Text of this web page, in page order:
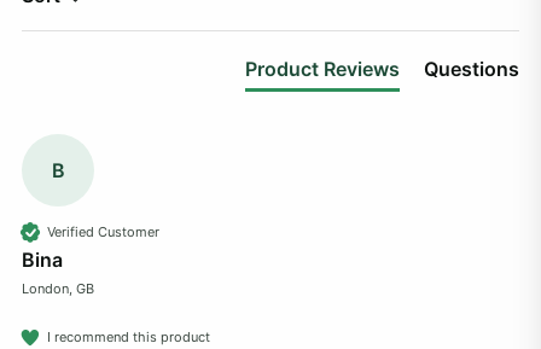
Product Reviews Questions
B
Verified Customer
Bina
London, GB
I recommend this product